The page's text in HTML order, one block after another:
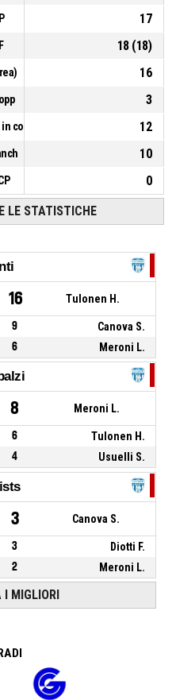
17
18(18)
16
3
in contropiede
12
10
0
LE STATISTICHE
16 Tulonen H.
9
Canova S.
6 Meroni L.
8 Meroni L.
6
Tulonen H.
4 Usuelli S.
3 Canova S.
3
Diotti F.
2 Meroni L.
MIGLIORI
DI